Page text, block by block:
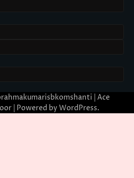
| Ace
| Powered by WordPress.